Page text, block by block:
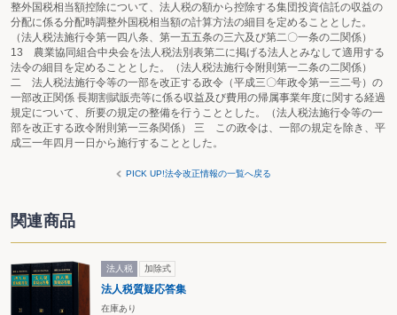
整外国税相当額控除について、法人税の額から控除する集団投資信託の収益の
分配に係る分配時調整外国税相当額の計算方法の細目を定めることとした。
（法人税法施行令第一四八条、第一五五条の三六及び第二〇一条の二関係）
13 農業協同組合中央会を法人税法別表第二に掲げる法人とみなして適用する
法令の細目を定めることとした。（法人税法施行令附則第一二条の二関係）
二 法人税法施行令等の一部を改正する政令（平成三〇年政令第一三二号）の
一部改正関係 長期割賦販売等に係る収益及び費用の帰属事業年度に関する経過
規定について、所要の規定の整備を行うこととした。（法人税法施行令等の一
部を改正する政令附則第一三条関係） 三 この政令は、一部の規定を除き、平
成三一年四月一日から施行することとした。
PICK UP!法令改正情報の一覧へ戻る
関連商品
法人税 加除式
法人税質疑応答集
在庫あり